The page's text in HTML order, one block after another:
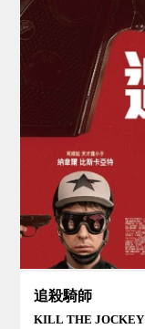
追殺騎師
KILL THE JOCKEY